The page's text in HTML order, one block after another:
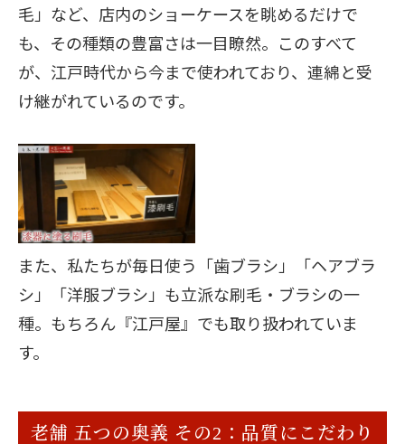
毛」など、店内のショーケースを眺めるだけで
も、その種類の豊富さは一目瞭然。このすべて
が、江戸時代から今まで使われており、連綿と受
け継がれているのです。
また、私たちが毎日使う「歯ブラシ」「ヘアブラ
シ」「洋服ブラシ」も立派な刷毛・ブラシの一
種。もちろん『江戸屋』でも取り扱われていま
す。
老舗 五つの奥義 その2：品質にこだわり